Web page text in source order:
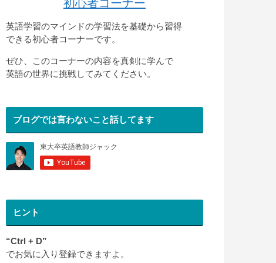
初心者コーナー
英語学習のマインドの学習法を基礎から習得
できる初心者コーナーです。
ぜひ、このコーナーの内容を真剣に学んで
英語の世界に挑戦してみてください。
ブログでは言わないこと話してます
ヒント
“Ctrl + D”
でお気に入り登録できますよ。